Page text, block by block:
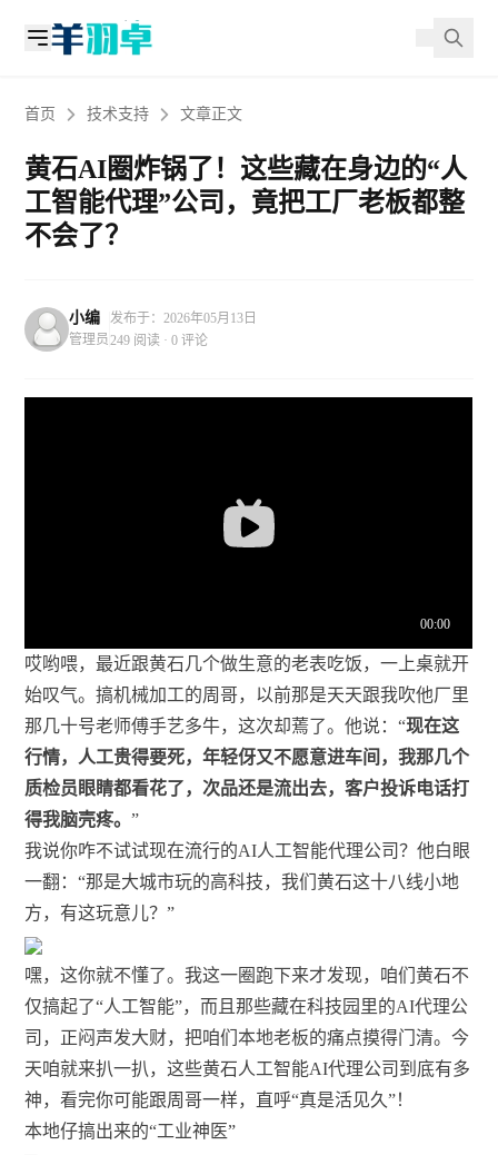
首页 技术支持 文章正文
黄石AI圈炸锅了！这些藏在身边的“人
工智能代理”公司，竟把工厂老板都整
不会了？
小编
管理员
发布于：2026年05月13日
249 阅读 · 0 评论
哎哟喂，最近跟黄石几个做生意的老表吃饭，一上桌就开
始叹气。搞机械加工的周哥，以前那是天天跟我吹他厂里
那几十号老师傅手艺多牛，这次却蔫了。他说：“现在这
行情，人工贵得要死，年轻伢又不愿意进车间，我那几个
质检员眼睛都看花了，次品还是流出去，客户投诉电话打
得我脑壳疼。”
我说你咋不试试现在流行的AI人工智能代理公司？他白眼
一翻：“那是大城市玩的高科技，我们黄石这十八线小地
方，有这玩意儿？”
嘿，这你就不懂了。我这一圈跑下来才发现，咱们黄石不
仅搞起了“人工智能”，而且那些藏在科技园里的AI代理公
司，正闷声发大财，把咱们本地老板的痛点摸得门清。今
天咱就来扒一扒，这些黄石人工智能AI代理公司到底有多
神，看完你可能跟周哥一样，直呼“真是活见久”！
本地仔搞出来的“工业神医”